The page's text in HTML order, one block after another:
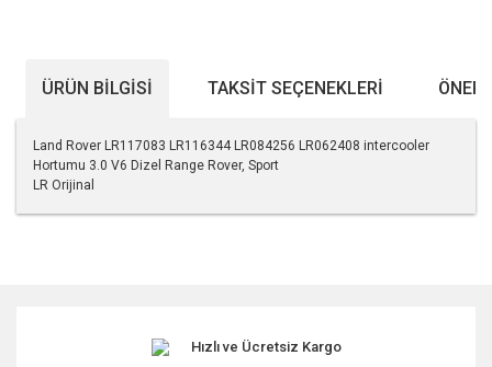
ÜRÜN BILGISI TAKSIT SEÇENEKLERI
Land Rover LR117083 LR116344 LR084256 LR062408 intercooler
Hortumu 3.0 V6 Dizel Range Rover, Sport
LR Orijinal
Ürün resmi kalitesiz, bozuk veya görüntülenemiyor.
Hızlı ve Ücretsiz Kargo